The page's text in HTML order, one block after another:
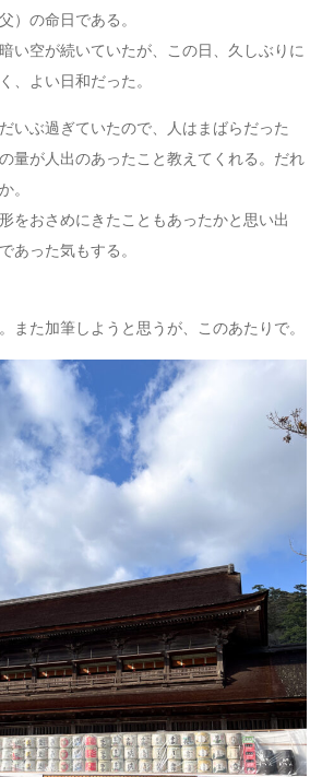
）の命日である。
い空が続いていたが、この日、久しぶりに
、よい日和だった。
いぶ過ぎていたので、人はまばらだった
量が人出のあったこと教えてくれる。だれ
。
をおさめにきたこともあったかと思い出
あった気もする。
また加筆しようと思うが、このあたりで。